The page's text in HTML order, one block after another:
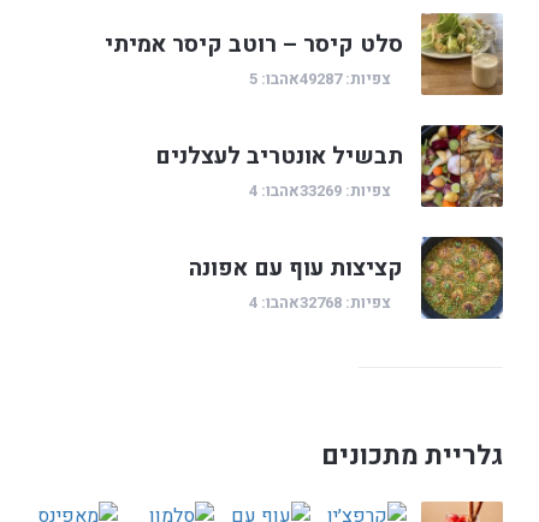
סלט קיסר – רוטב קיסר אמיתי
צפיות: 49287 אהבו: 5
תבשיל אונטריב לעצלנים
צפיות: 33269 אהבו: 4
קציצות עוף עם אפונה
צפיות: 32768 אהבו: 4
גלריית מתכונים